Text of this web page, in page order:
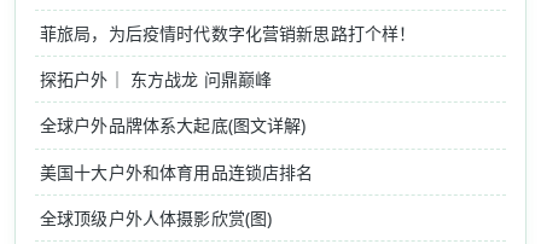
菲旅局，为后疫情时代数字化营销新思路打个样！
探拓户外｜ 东方战龙 问鼎巅峰
全球户外品牌体系大起底(图文详解)
美国十大户外和体育用品连锁店排名
全球顶级户外人体摄影欣赏(图)